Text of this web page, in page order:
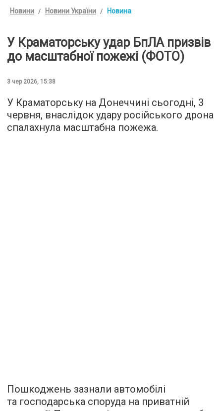
Новини Новини України Новина
У Краматорську удар БпЛА призвів
до масштабної пожежі (ФОТО)
3 чер 2026, 15:38
У Краматорську на Донеччині сьогодні, 3
червня, внаслідок удару російського дрона
спалахнула масштабна пожежа.
Пошкоджень зазнали автомобілі
та господарська споруда на приватній